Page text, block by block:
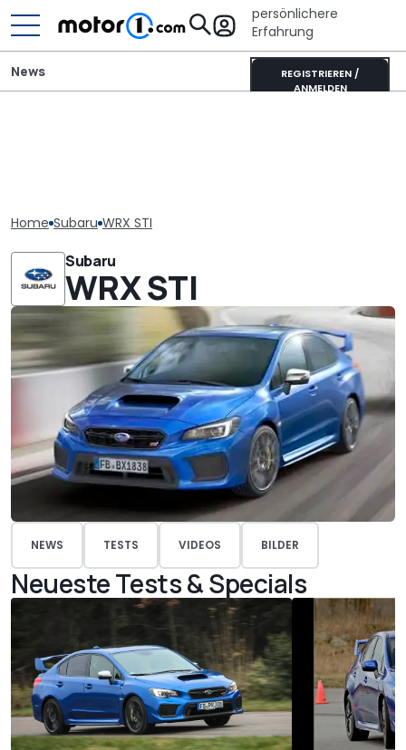
persönlichere
Erfahrung
REGISTRIEREN /
ANMELDEN
News
Home Subaru WRX STI
Subaru
WRX STI
NEWS TESTS VIDEOS BILDER
Neueste Tests & Specials